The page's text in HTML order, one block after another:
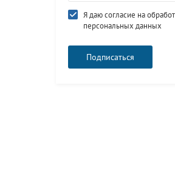
Я даю согласие на
персональных данных